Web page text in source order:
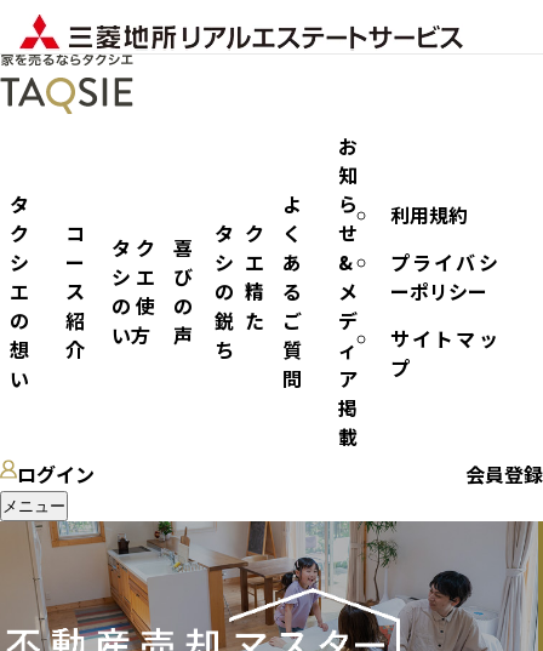
タ
ク
シ
エ
の
想
い
コ
ー
ス
紹
介
タク
シエ
の使
い方
喜
び
の
声
タク
シエ
の精
鋭た
ち
よ
く
あ
る
ご
質
問
お
知
ら
せ
&
メ
デ
ィ
ア
掲
載
利用規約
プライバシ
ーポリシー
サイトマッ
プ
ログイン 会員登録
メニュー